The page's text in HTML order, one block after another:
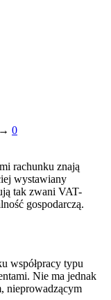
0
rachunku znają
wystawiany
tak zwani VAT-
gospodarczą.
współpracy typu
Nie ma jednak
nieprowadzącym